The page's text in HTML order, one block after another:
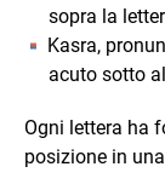
sopra la
Kasra,
acuto sotto
Ogni lettera ha
posizione in